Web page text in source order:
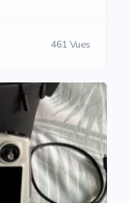
461 Vues